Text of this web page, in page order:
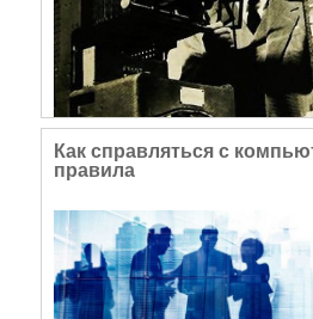
Как справляться с
правила